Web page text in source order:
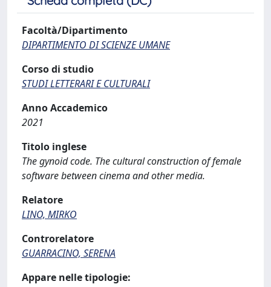
Facoltà/Dipartimento
DIPARTIMENTO DI SCIENZE UMANE
Corso di studio
STUDI LETTERARI E CULTURALI
Anno Accademico
2021
Titolo inglese
The gynoid code. The cultural construction of female
software between cinema and other media.
Relatore
LINO, MIRKO
Controrelatore
GUARRACINO, SERENA
Appare nelle tipologie: